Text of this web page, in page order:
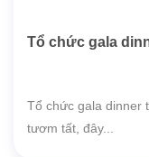
Tổ chức gala
Tổ chức gala dinner
tươm tất, đây...